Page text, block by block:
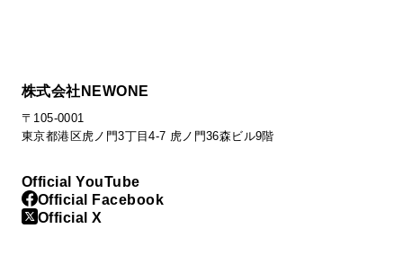
株式会社NEWONE
〒105-0001
東京都港区虎ノ門3丁目4-7 虎ノ門36森ビル9階
Official YouTube
Official Facebook
Official X